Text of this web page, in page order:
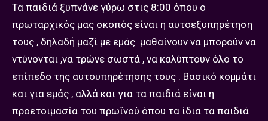
Τα παιδιά ξυπνάνε γύρω στις 8:00 όπου ο
πρωταρχικός μας σκοπός είναι η αυτοεξυπηρέτηση
τους , δηλαδή μαζί με εμάς μαθαίνουν να μπορούν να
ντύνονται ,να τρώνε σωστά , να καλύπτουν όλο το
επίπεδο της αυτουπηρέτησης τους . Βασικό κομμάτι
και για εμάς , αλλά και για τα παιδιά είναι η
προετοιμασία του πρωϊνού όπου τα ίδια τα παιδιά